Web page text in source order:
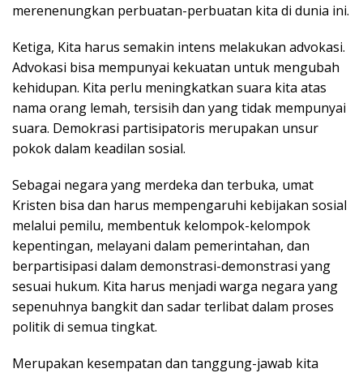
merenenungkan perbuatan-perbuatan kita di dunia ini.
Ketiga, Kita harus semakin intens melakukan advokasi.
Advokasi bisa mempunyai kekuatan untuk mengubah
kehidupan. Kita perlu meningkatkan suara kita atas
nama orang lemah, tersisih dan yang tidak mempunyai
suara. Demokrasi partisipatoris merupakan unsur
pokok dalam keadilan sosial.
Sebagai negara yang merdeka dan terbuka, umat
Kristen bisa dan harus mempengaruhi kebijakan sosial
melalui pemilu, membentuk kelompok-kelompok
kepentingan, melayani dalam pemerintahan, dan
berpartisipasi dalam demonstrasi-demonstrasi yang
sesuai hukum. Kita harus menjadi warga negara yang
sepenuhnya bangkit dan sadar terlibat dalam proses
politik di semua tingkat.
Merupakan kesempatan dan tanggung-jawab kita